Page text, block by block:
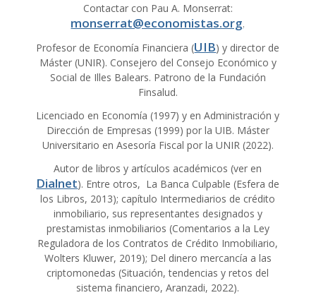
Contactar con Pau A. Monserrat:
monserrat@economistas.org.
Profesor de Economía Financiera (UIB) y director de
Máster (UNIR). Consejero del Consejo Económico y
Social de Illes Balears. Patrono de la Fundación
Finsalud.
Licenciado en Economía (1997) y en Administración y
Dirección de Empresas (1999) por la UIB. Máster
Universitario en Asesoría Fiscal por la UNIR (2022).
Autor de libros y artículos académicos (ver en
Dialnet). Entre otros, La Banca Culpable (Esfera de
los Libros, 2013); capítulo Intermediarios de crédito
inmobiliario, sus representantes designados y
prestamistas inmobiliarios (Comentarios a la Ley
Reguladora de los Contratos de Crédito Inmobiliario,
Wolters Kluwer, 2019); Del dinero mercancía a las
criptomonedas (Situación, tendencias y retos del
sistema financiero, Aranzadi, 2022).